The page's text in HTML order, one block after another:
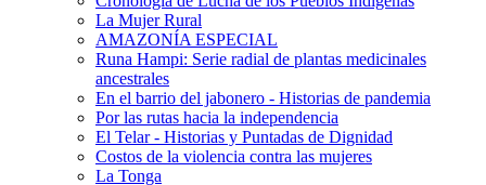
La Mujer Rural
AMAZONÍA ESPECIAL
Runa Hampi: Serie radial de plantas medicinales
ancestrales
En el barrio del jabonero - Historias de pandemia
Por las rutas hacia la independencia
El Telar - Historias y Puntadas de Dignidad
Costos de la violencia contra las mujeres
La Tonga